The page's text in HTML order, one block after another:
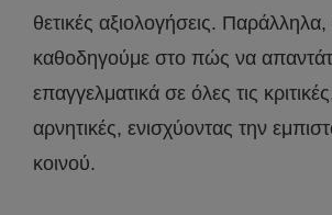
θετικές αξιολογήσεις.
καθοδηγούμε στο πώς να
επαγγελματικά σε όλες τις
αρνητικές, ενισχύοντας την
κοινού.